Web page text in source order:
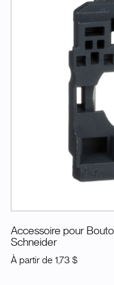
Accessoire pour
Schneider
À partir de 1,73 $